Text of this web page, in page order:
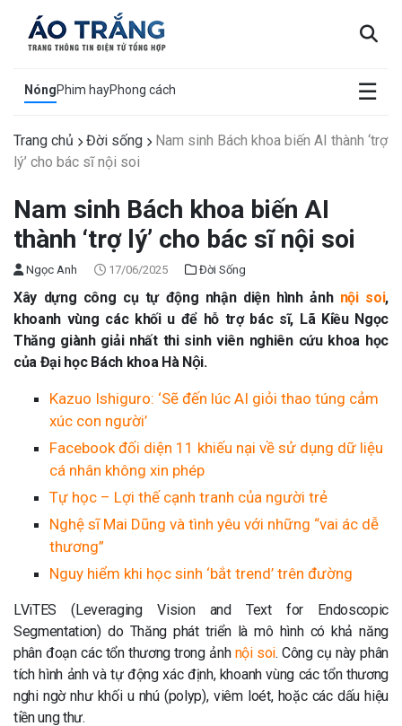
NóngPhim hayPhong cách ☰
×
Trang chủ Đời sống
Nam sinh Bách khoa biến AI thành ‘trợ
lý’ cho bác sĩ nội soi
Nam sinh Bách khoa biến AI
thành ‘trợ lý’ cho bác sĩ nội soi
Ngọc Anh 17/06/2025 Đời Sống
Xây dựng công cụ tự động nhận diện hình ảnh nội soi,
khoanh vùng các khối u để hỗ trợ bác sĩ, Lã Kiều Ngọc
Thăng giành giải nhất thi sinh viên nghiên cứu khoa học
của Đại học Bách khoa Hà Nội.
Kazuo Ishiguro: ‘Sẽ đến lúc AI giỏi thao túng cảm
xúc con người’
Facebook đối diện 11 khiếu nại về sử dụng dữ liệu
cá nhân không xin phép
Tự học – Lợi thế cạnh tranh của người trẻ
Nghệ sĩ Mai Dũng và tình yêu với những “vai ác dễ
thương”
Nguy hiểm khi học sinh ‘bắt trend’ trên đường
LViTES (Leveraging Vision and Text for Endoscopic
Segmentation) do Thăng phát triển là mô hình có khả năng
phân đoạn các tổn thương trong ảnh nội soi. Công cụ này phân
tích hình ảnh và tự động xác định, khoanh vùng các tổn thương
nghi ngờ như khối u nhú (polyp), viêm loét, hoặc các dấu hiệu
tiền ung thư.